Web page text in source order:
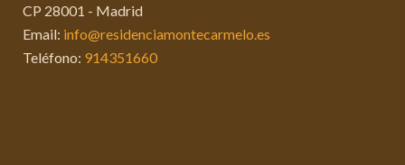
CP 28001 - Madrid
Email: info@residenciamontecarmelo.es
Teléfono: 914351660